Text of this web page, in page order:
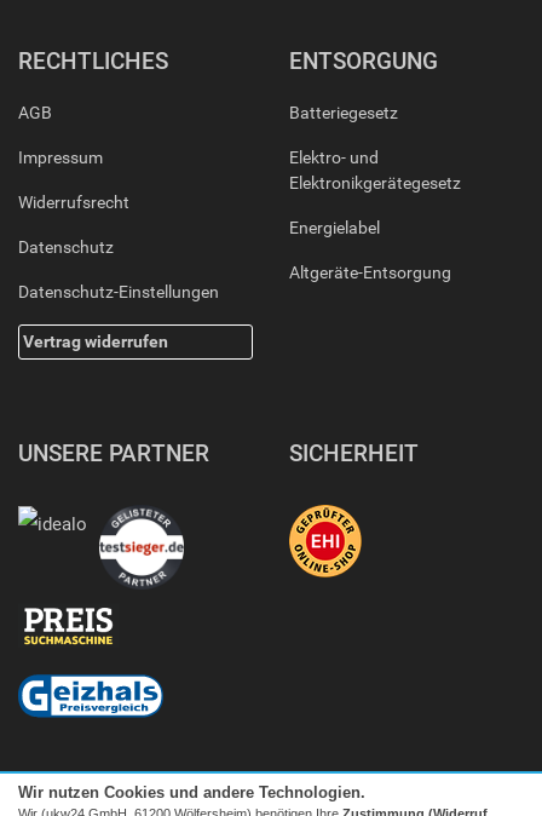
RECHTLICHES
AGB
Impressum
Widerrufsrecht
Datenschutz
Datenschutz-Einstellungen
Vertrag widerrufen
ENTSORGUNG
Batteriegesetz
Elektro- und
Elektronikgerätegesetz
Energielabel
Altgeräte-Entsorgung
UNSERE PARTNER SICHERHEIT
Wir nutzen Cookies und andere Technologien.